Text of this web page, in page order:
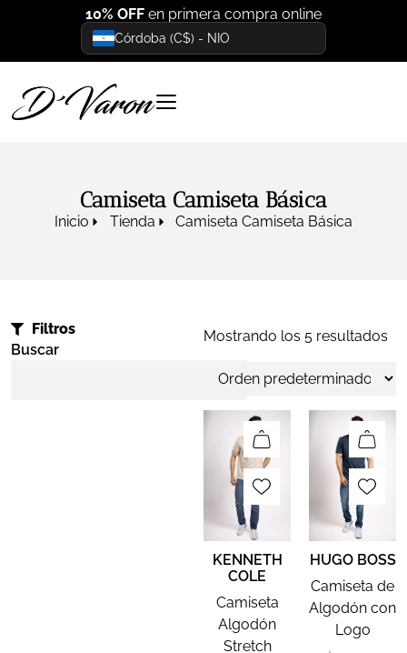
10% OFF en primera compra online
Córdoba (C$) - NIO
Camiseta Camiseta Básica
Inicio Tienda Camiseta Camiseta Básica
Filtros
Buscar
Mostrando los 5 resultados
KENNETH
COLE
Camiseta
Algodón
Stretch
HUGO BOSS
Camiseta de
Algodón con
Logo